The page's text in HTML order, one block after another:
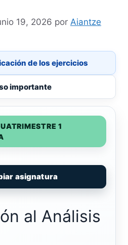
19, 2026 por Aiantze
de los ejercicios
importante
1
asignatura
al Análisis